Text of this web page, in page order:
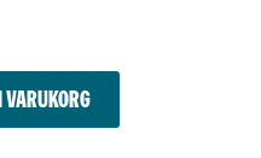
varukorg